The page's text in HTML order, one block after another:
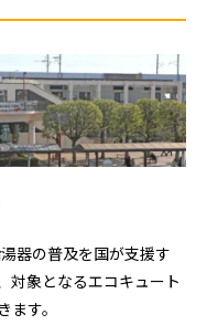
器の普及を国が支援す
対象となるエコキュート
す。